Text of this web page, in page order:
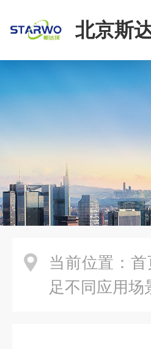
北京斯
当前位置： 首
足不同应用场